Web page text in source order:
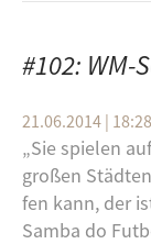
#102: WM-
21.06.2014 | 18:28
„Sie spie­len
gro­ßen
fen kann, der
Samba do